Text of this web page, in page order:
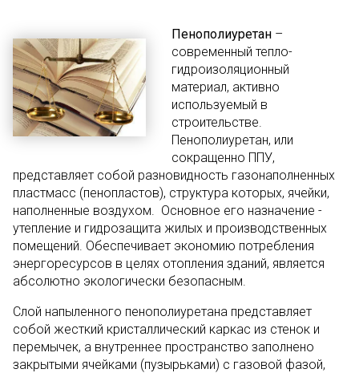
Пенополиуретан –
современный тепло-
гидроизоляционный
материал, активно
используемый в
строительстве.
Пенополиуретан, или
сокращенно ППУ,
представляет собой разновидность газонаполненных
пластмасс (пенопластов), структура которых, ячейки,
наполненные воздухом. Основное его назначение -
утепление и гидрозащита жилых и производственных
помещений. Обеспечивает экономию потребления
энергоресурсов в целях отопления зданий, является
абсолютно экологически безопасным.
Слой напыленного пенополиуретана представляет
собой жесткий кристаллический каркас из стенок и
перемычек, а внутреннее пространство заполнено
закрытыми ячейками (пузырьками) с газовой фазой,